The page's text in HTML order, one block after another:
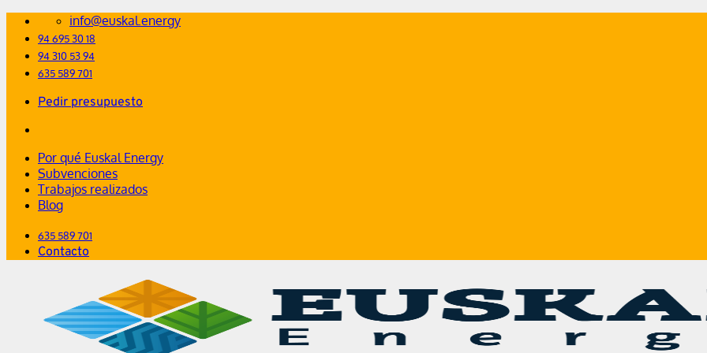
Saltar
contenido
info@euskal.energy
94 695 30 18
94 310 53 94
635 589 701
Pedir presupuesto
Por qué Euskal Energy
Subvenciones
Trabajos realizados
Blog
635 589 701
Contacto